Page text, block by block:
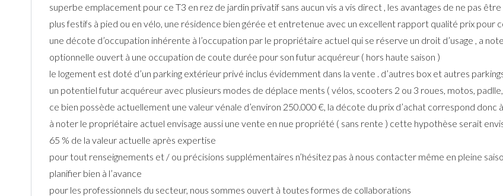
superbe emplacement pour ce T3 en rez de jardin privatif sans aucun vis a vis direct , les avantages de ne pas
plus festifs à pied ou en vélo, une résidence bien gérée et entretenue avec un excellent rapport qualité prix pour
une décote d’occupation inhérente à l’occupation par le propriétaire actuel qui se réserve un droit d’usage , a
optionnelle ouvert à une occupation de coute durée pour son futur acquéreur ( hors haute saison )
le logement est doté d’un parking extérieur privé inclus évidemment dans la vente . d’autres box et autres
un potentiel futur acquéreur avec plusieurs modes de déplace ments ( vélos, scooters 2 ou 3 roues, motos,
ce bien possède actuellement une valeur vénale d’environ 250.000 €, la décote du prix d’achat correspond donc
à noter le propriétaire actuel envisage aussi une vente en nue propriété ( sans rente ) cette hypothèse serait
65 % de la valeur actuelle après expertise
pour tout renseignements et / ou précisions supplémentaires n’hésitez pas à nous contacter même en pleine
planifier bien à l’avance
pour les professionnels du secteur, nous sommes ouvert à toutes formes de collaborations